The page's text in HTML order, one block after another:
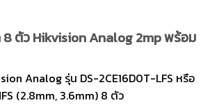
ตัว Hikvision Analog 2mp พร้อม
Analog รุ่น DS-2CE16D0T-LFS หรือ
(2.8mm, 3.6mm) 8 ตัว